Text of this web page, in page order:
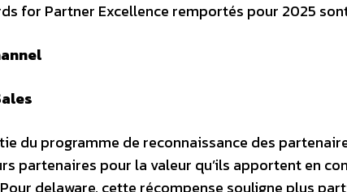
for Partner Excellence remportés pour 2025
du programme de reconnaissance des
partenaires pour la valeur qu’ils apportent en
delaware, cette récompense souligne plus